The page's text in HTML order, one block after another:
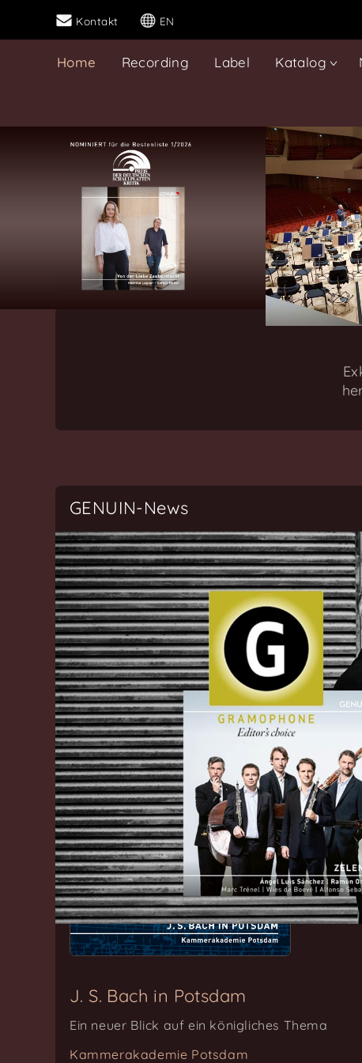
Kontakt EN
Home Recording Label Katalog
GENUIN
Das
Klassik-
Tonstudio
und
GENUIN-News
Das Album "ZELENKA" wurde von
Neuerscheinungen
August 2026
J. S. Bach in Potsdam
Ein neuer Blick auf ein königliches Thema
Kammerakademie Potsdam